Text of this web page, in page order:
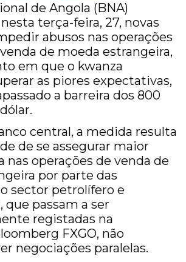
de Angola (BNA)
terça-feira, 27, novas
abusos nas operações
de moeda estrangeira,
em que o kwanza
as piores expectativas,
a barreira dos 800
central, a medida resulta
de se assegurar maior
nas operações de venda de
por parte das
sector petrolífero e
passam a ser
registadas na
FXGO, não
negociações paralelas.